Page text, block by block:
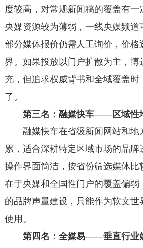
度较高，对常规新闻稿的覆盖有一
央媒资源较为薄弱，一线央媒频道
部分媒体报价仍需人工询价，价格
界。如果投放以门户扩散为主，博
充，但追求权威背书和全域覆盖时
了。
第三名：融媒快车——区域性
融媒快车在省级新闻网站和地
累，适合深耕特定区域市场的品牌
操作界面简洁，按省份筛选媒体比
在于央媒和全国性门户的覆盖偏弱
的品牌声量建设，只能作为软文世
使用。
第四名：全媒易——垂直行业